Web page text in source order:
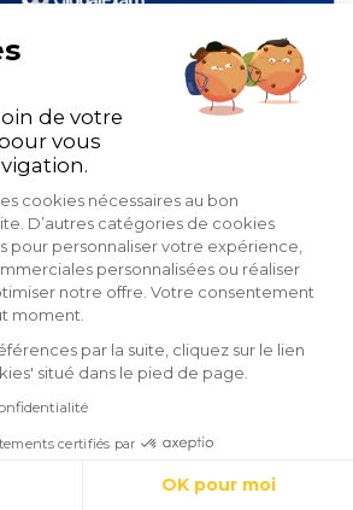
: microlearning,
et adaptive
learning
de votre
vous
cookies nécessaires au bon
D’autres catégories de cookies
pour personnaliser votre expérience,
personnalisées ou réaliser
notre offre. Votre consentement
moment.
par la suite, cliquez sur le lien
situé dans le pied de page.
certifiés par
OK pour moi